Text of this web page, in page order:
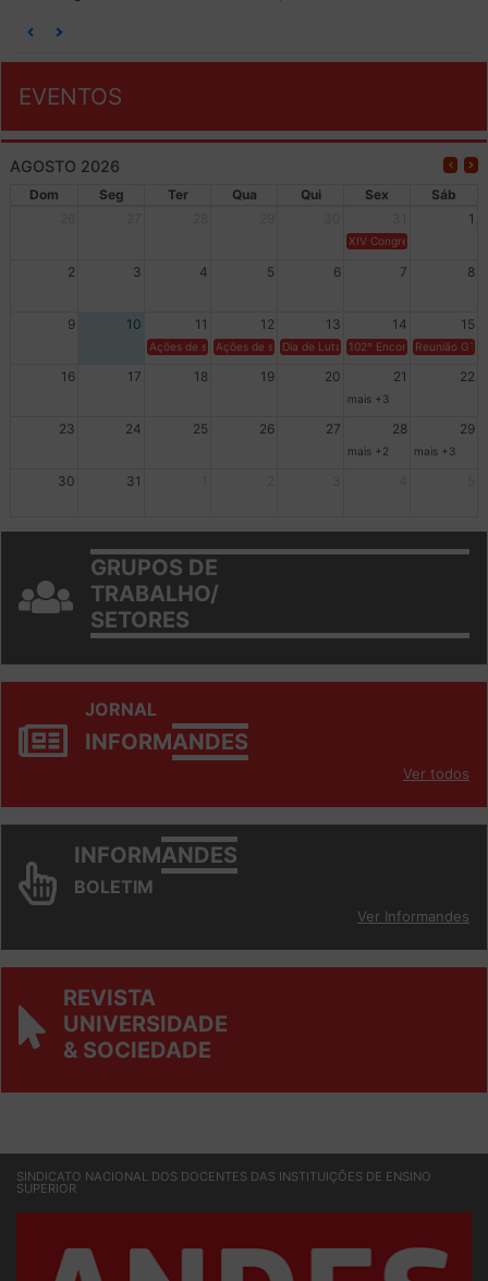
EVENTOS
AGOSTO 2026
Dom Seg Ter Qua Qui Sex
Sáb
1
XIV Congresso Brasileiro
2 3 4 5 6 7 8
9 10 11 12 13 14 15
Ações de solidariedade a Cuba no Rio Grande do Sul - 100
Ações de solidariedade a Cuba no Rio Grande do
Dia de Luta em Defesa de Cuba e da
102º Encontro da
Reunião
16 17 18 19 20 21 22
mais +3
23 24 25 26 27 28 29
mais +2 mais +3
30 31
GRUPOS DE
TRABALHO/
SETORES
JORNAL
INFORMANDES
Ver todos
INFORMANDES
BOLETIM
Ver Informandes
REVISTA
UNIVERSIDADE
& SOCIEDADE
SINDICATO NACIONAL DOS DOCENTES DAS INSTITUIÇÕES DE ENSINO
SUPERIOR